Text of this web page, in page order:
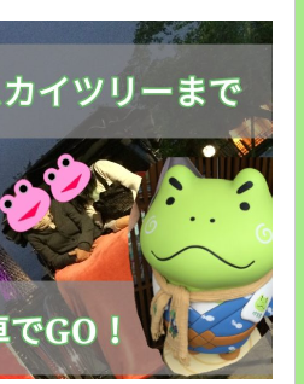
総
店
(新
宿
い
か
セ
ン
タ
ー)
【イ
カ